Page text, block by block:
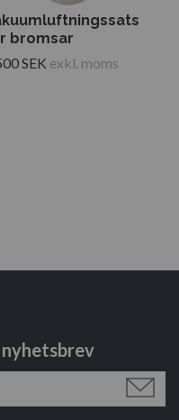
bromsar
SEK exkl. moms